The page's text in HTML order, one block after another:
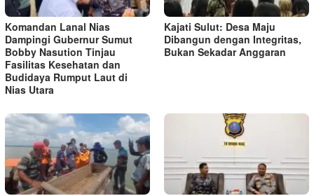
Komandan Lanal Nias
Dampingi Gubernur Sumut
Bobby Nasution Tinjau
Fasilitas Kesehatan dan
Budidaya Rumput Laut di
Nias Utara
Kajati Sulut: Desa Maju
Dibangun dengan Integritas,
Bukan Sekadar Anggaran